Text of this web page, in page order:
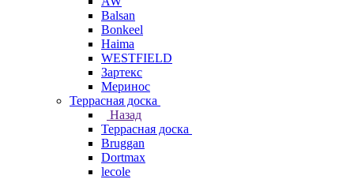
Balsan
Bonkeel
Haima
WESTFIELD
Зартекс
Меринос
Террасная доска
Назад
Террасная доска
Bruggan
Dortmax
lecole